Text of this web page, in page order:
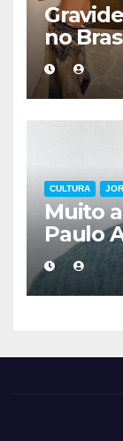
no
mais
CULTURA
Muito
Paulo